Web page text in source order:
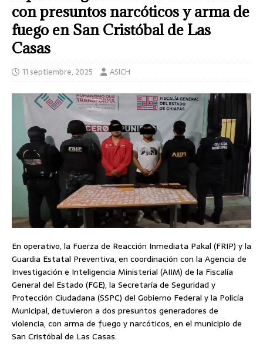
con presuntos narcóticos y arma de
fuego en San Cristóbal de Las
Casas
11 septiembre, 2025 ASICH
En operativo, la Fuerza de Reacción Inmediata Pakal (FRIP) y la
Guardia Estatal Preventiva, en coordinación con la Agencia de
Investigación e Inteligencia Ministerial (AIIM) de la Fiscalía
General del Estado (FGE), la Secretaría de Seguridad y
Protección Ciudadana (SSPC) del Gobierno Federal y la Policía
Municipal, detuvieron a dos presuntos generadores de
violencia, con arma de fuego y narcóticos, en el municipio de
San Cristóbal de Las Casas.